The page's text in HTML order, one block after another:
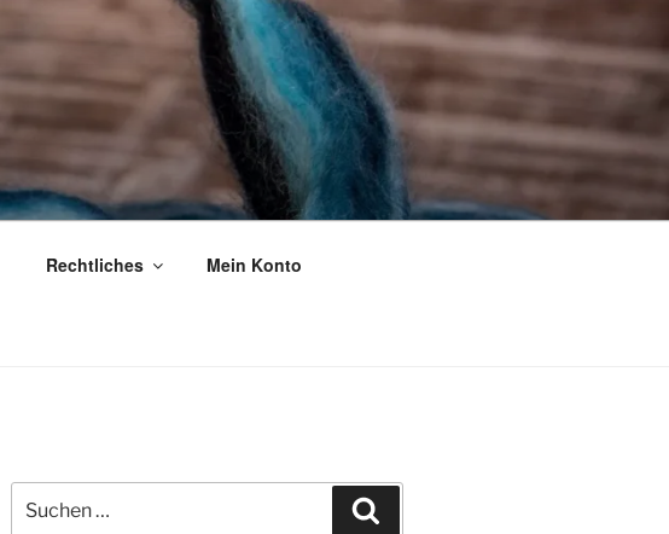
Rechtliches Mein Konto
nach: